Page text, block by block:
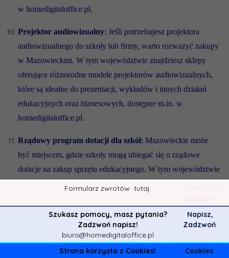
w homedigitaloffice.pl.
Projektor audiowizualny: Jeśli potrzebujesz projektora
audiowizualnego do szkoły lub firmy, warto rozważyć zakupy
w Mazowieckim. W tym województwie znajdziesz sklepy
oferujące różnorodne modele projektorów audiowizualnych,
które są idealne do prezentacji, wykładów i innych działań
edukacyjnych oraz biznesowych, dostępne m.in. w
homedigitaloffice.pl.
Rządowy program dotacji dla szkół: Mazowieckie może
być miejscem, gdzie szkoły mogą ubiegać się o rządowe
dotacje na zakup sprzętu edukacyjnego. W tym województwie
dotacyjnych, które mogą być wykorzystane na zakup
komputerów, laptopów, monitorów interaktywnych i innych
urządzeń edukacyjnych, dostępne m.in. w
homedigitaloffice.pl.
Formularz zwrotów tutaj:
Szukasz pomocy, masz pytania?
Zadzwoń napisz!
biuro@homedigitaloffice.pl
Napisz,
Zadzwoń
Strona korzysta z Cookies! Cookies